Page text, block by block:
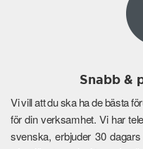
Snabb &
Vi vill att du ska ha de bästa
för din verksamhet. Vi har
svenska, erbjuder 30